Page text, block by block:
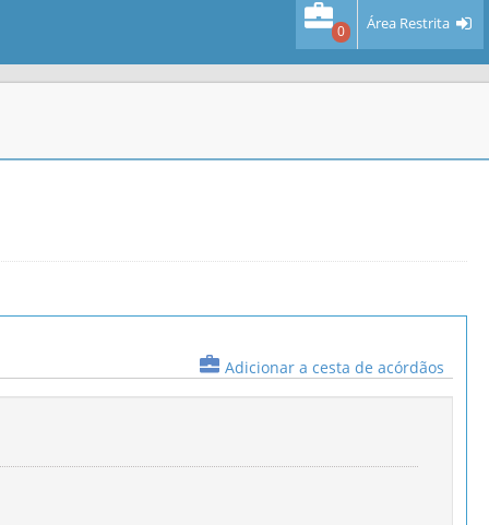
0 Área Restrita
Adicionar a cesta de acórdãos